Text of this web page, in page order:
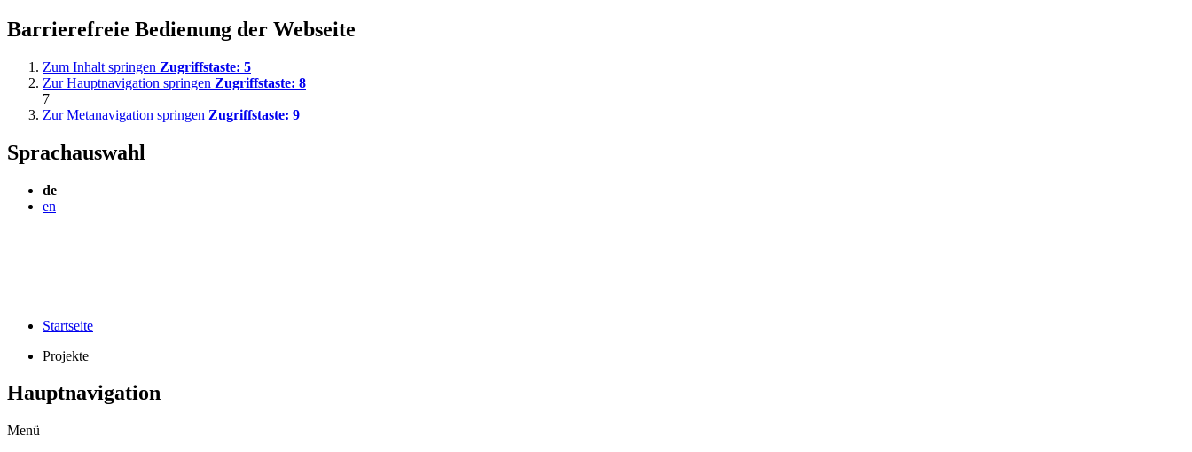
Barrierefreie Bedienung der Webseite
Zum Inhalt springen Zugriffstaste: 5
Zur Hauptnavigation springen Zugriffstaste: 8
7
Zur Metanavigation springen Zugriffstaste: 9
Sprachauswahl
de
en
Startseite
Projekte
Hauptnavigation
Menü